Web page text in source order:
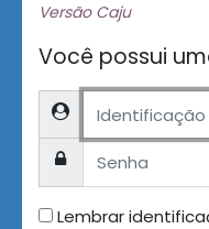
Versão Caju
Você possui
Identificação de
Senha
Lembrar